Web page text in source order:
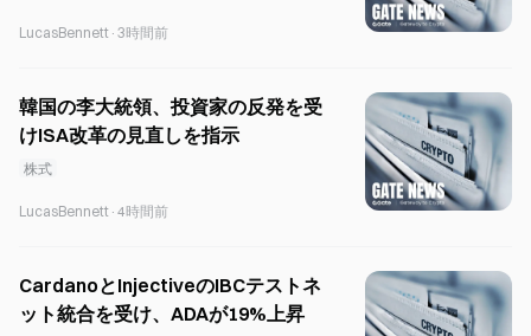
LucasBennett · 3時間前
韓国の李大統領、投資家の反発を受
けISA改革の見直しを指示
株式
LucasBennett · 4時間前
CardanoとInjectiveのIBCテストネ
ット統合を受け、ADAが19%上昇